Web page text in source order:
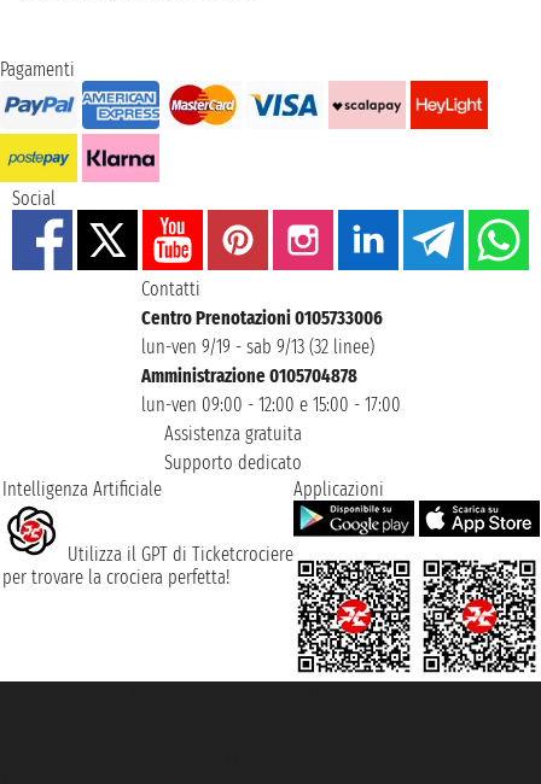
Pagamenti
Social
Contatti
Centro Prenotazioni 0105733006
lun-ven 9/19 - sab 9/13 (32 linee)
Amministrazione 0105704878
lun-ven 09:00 - 12:00 e 15:00 - 17:00
Assistenza gratuita
Supporto dedicato
Intelligenza Artificiale
Utilizza il GPT di Ticketcrociere
per trovare la crociera perfetta!
Applicazioni